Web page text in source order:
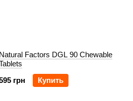
Natural Factors DGL 90 Chewable
грн
Купить